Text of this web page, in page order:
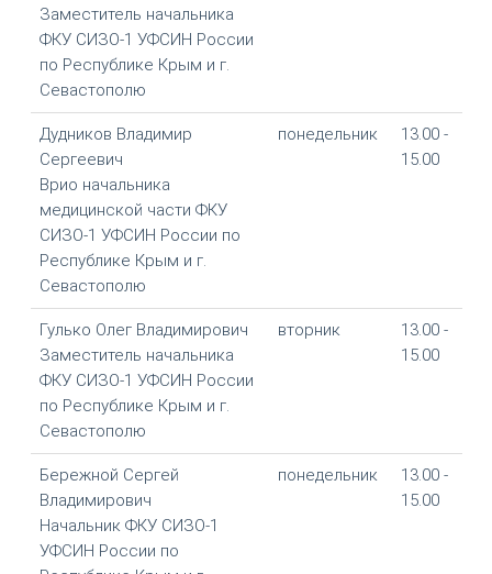
Заместитель начальника
ФКУ СИЗО-1 УФСИН России
по Республике Крым и г.
Севастополю
Дудников Владимир
Сергеевич
Врио начальника
медицинской части ФКУ
СИЗО-1 УФСИН России по
Республике Крым и г.
Севастополю
понедельник
13.00 -
15.00
Гулько Олег Владимирович
Заместитель начальника
ФКУ СИЗО-1 УФСИН России
по Республике Крым и г.
Севастополю
вторник
13.00 -
15.00
Бережной Сергей
Владимирович
Начальник ФКУ СИЗО-1
УФСИН России по
понедельник
13.00 -
15.00